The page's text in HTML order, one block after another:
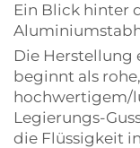
Ein Blick hinter
Die Herstellung
beginnt als
hochwertigem/
Legierungs-
die Flüssigkeit